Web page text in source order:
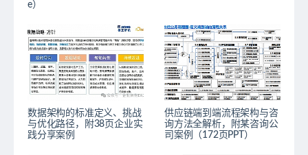
e）
数据架构的标准定义、挑战
与优化路径，附38页企业实
践分享案例
供应链端到端流程架构与咨
询方法全解析，附某咨询公
司案例（172页PPT）